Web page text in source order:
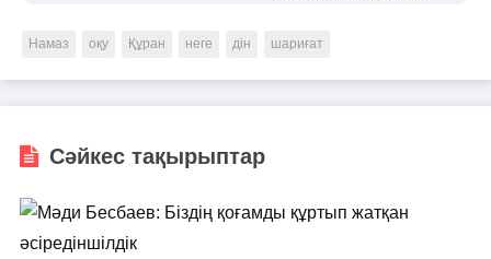
Намаз оқу Құран неге дін шариғат
Сәйкес тақырыптар